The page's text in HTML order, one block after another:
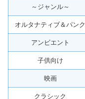
～ジャンル～
オルタナティブ＆パンク
アンビエント
子供向け
映画
クラシック